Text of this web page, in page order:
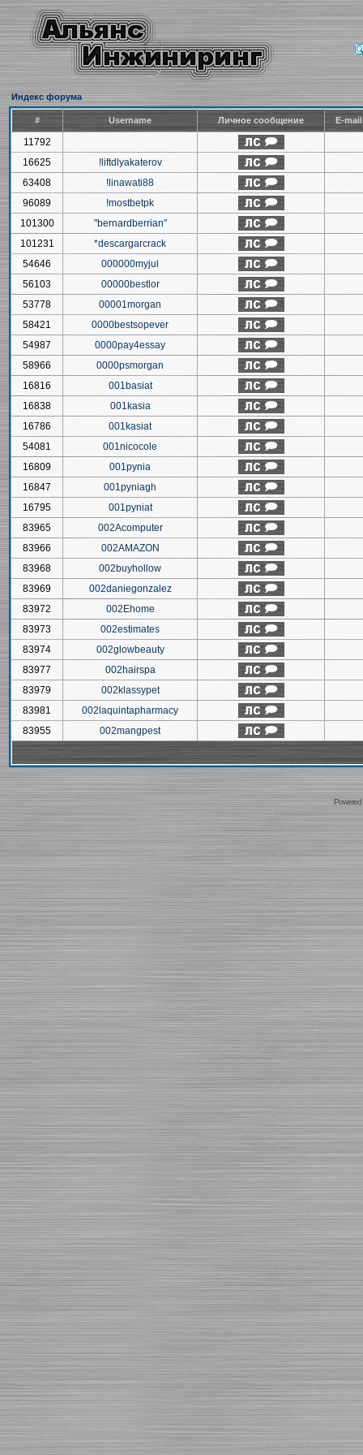
Индекс форума
# Username Личное сообщение E-
11792
16625
!liftdlyakaterov
63408
!linawati88
96089
!mostbetpk
101300
"bernardberrian"
101231
*descargarcrack
54646
000000myjul
56103
00000bestlor
53778
00001morgan
58421
0000bestsopever
54987
0000pay4essay
58966
0000psmorgan
16816
001basiat
16838
001kasia
16786
001kasiat
54081
001nicocole
16809
001pynia
16847
001pyniagh
16795
001pyniat
83965
002Acomputer
83966
002AMAZON
83968
002buyhollow
83969
002daniegonzalez
83972
002Ehome
83973
002estimates
83974
002glowbeauty
83977
002hairspa
83979
002klassypet
83981
002laquintapharmacy
83955
002mangpest